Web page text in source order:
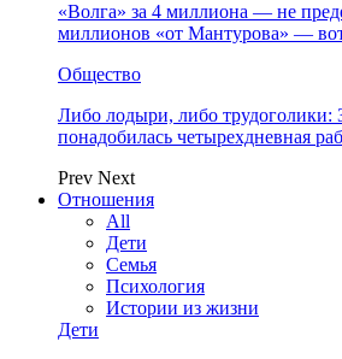
«Волга» за 4 миллиона — не
миллионов «от Мантурова» —
Общество
Либо лодыри, либо трудоголики:
понадобилась четырехдневная
Prev Next
Отношения
All
Дети
Семья
Психология
Истории из жизни
Дети